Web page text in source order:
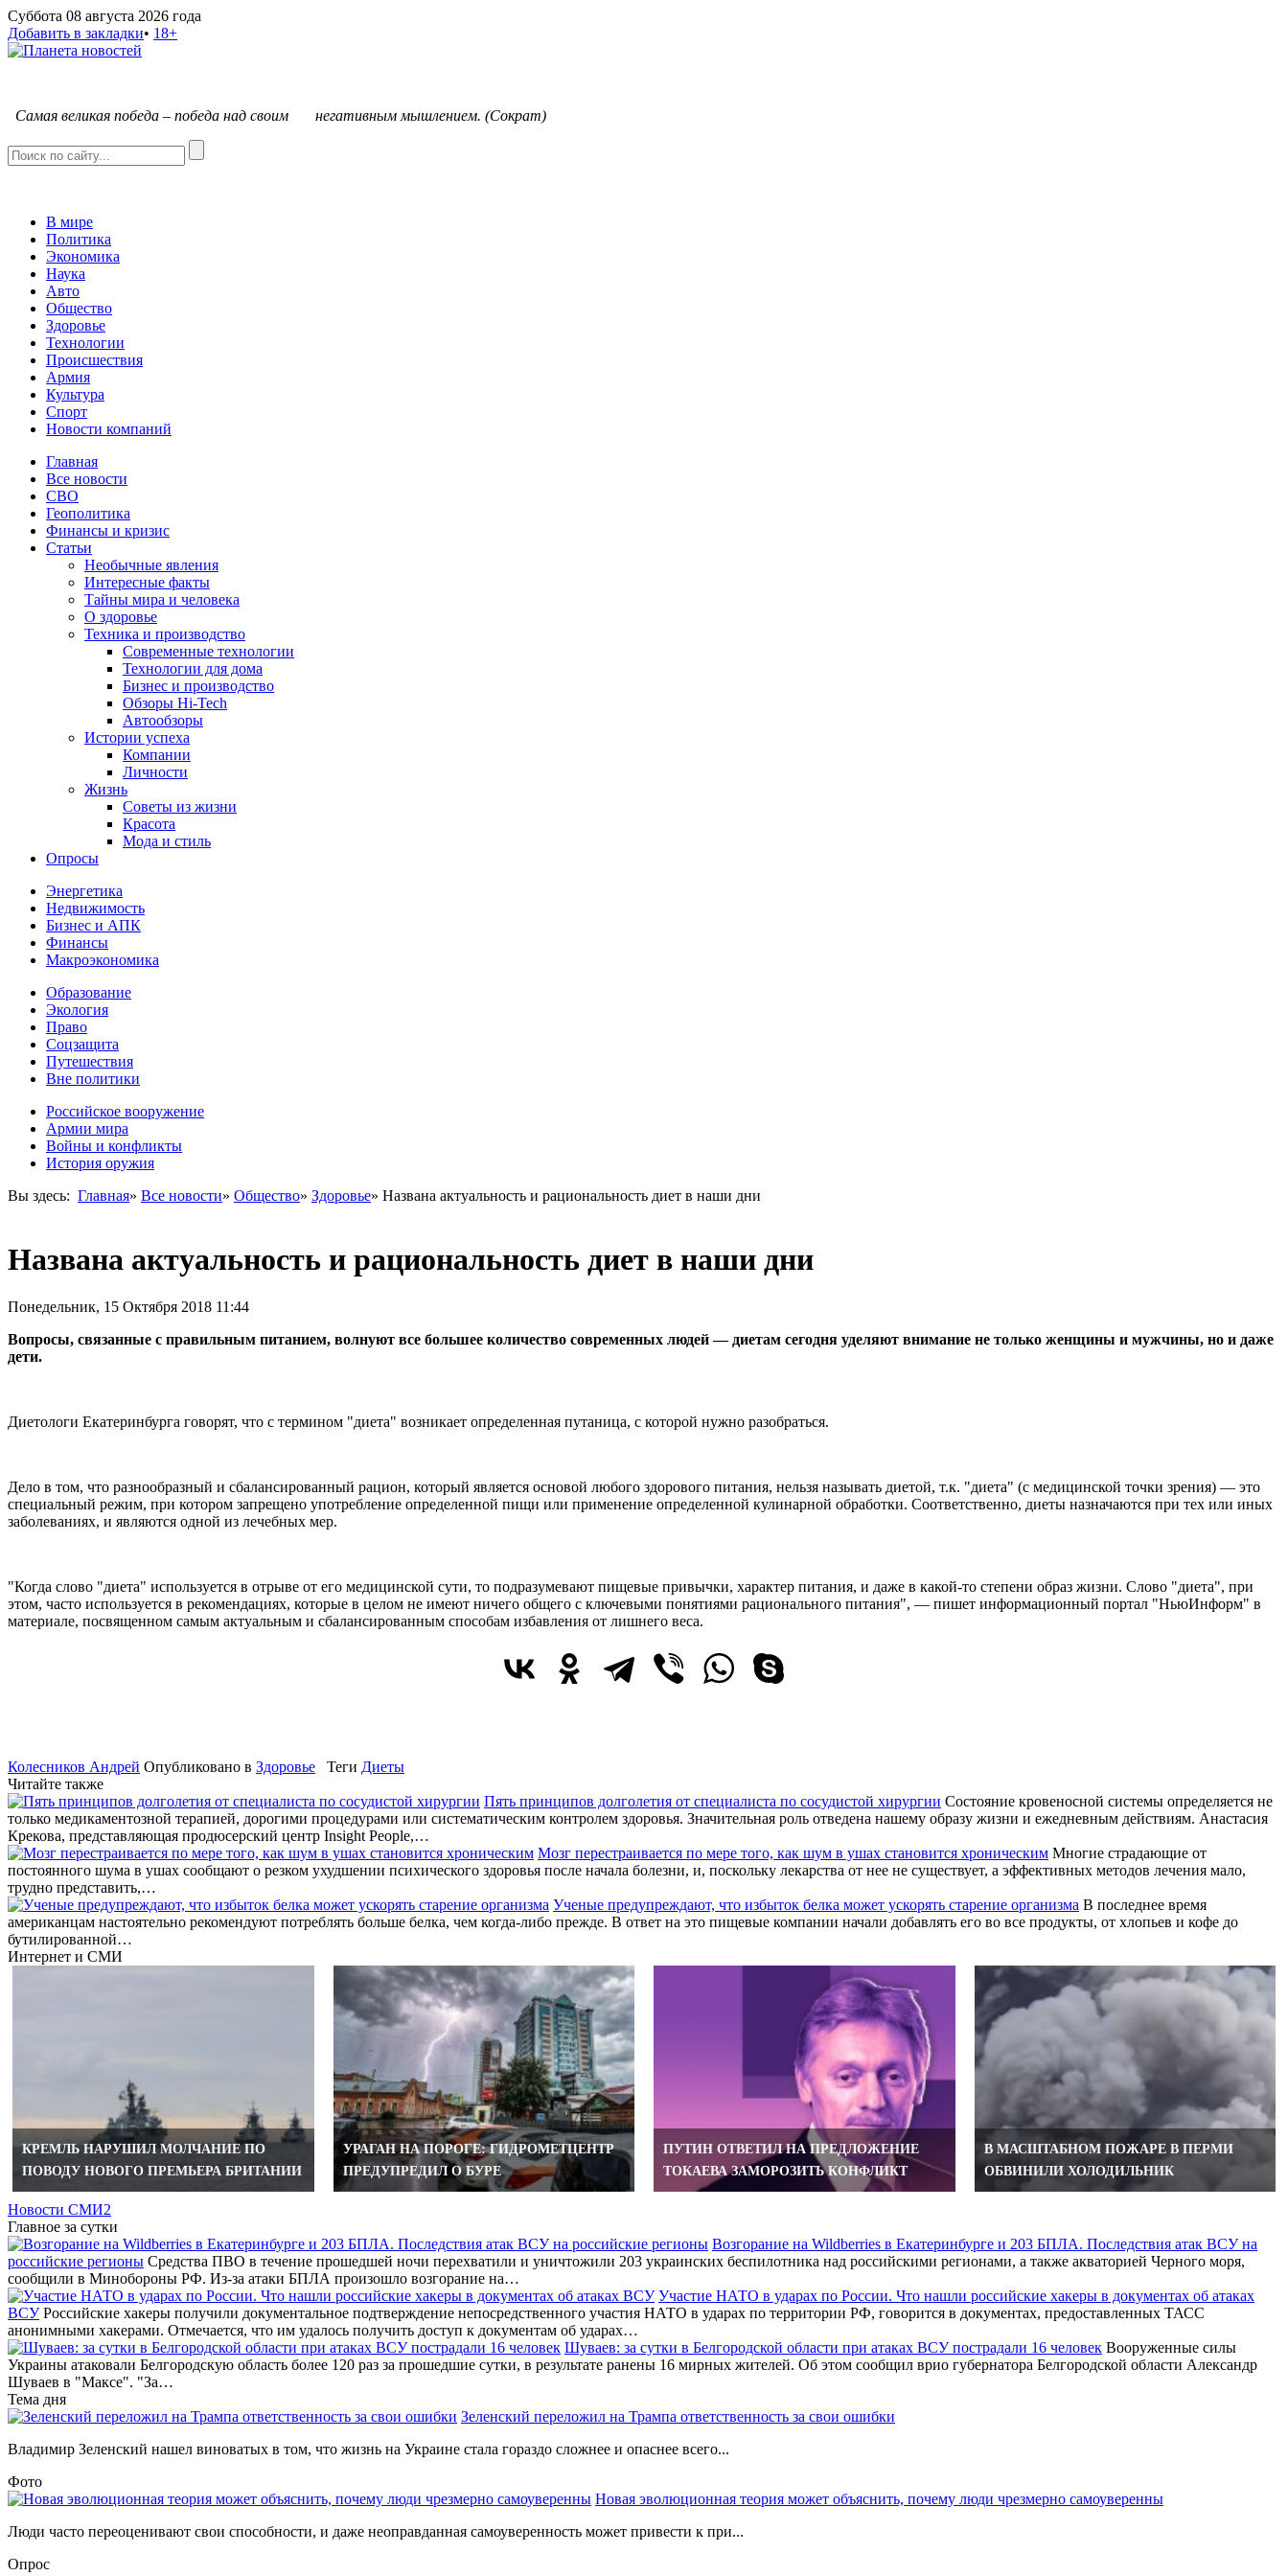
Суббота 08 августа 2026 года
Добавить в закладки• 18+
Самая великая победа – победа над своим негативным мышлением. (Сократ)
В мире
Политика
Экономика
Наука
Авто
Общество
Здоровье
Технологии
Происшествия
Армия
Культура
Спорт
Новости компаний
Главная
Все новости
СВО
Геополитика
Финансы и кризис
Статьи
Необычные явления
Интересные факты
Тайны мира и человека
О здоровье
Техника и производство
Современные технологии
Технологии для дома
Бизнес и производство
Обзоры Hi-Tech
Автообзоры
Истории успеха
Компании
Личности
Жизнь
Советы из жизни
Красота
Мода и стиль
Опросы
Энергетика
Недвижимость
Бизнес и АПК
Финансы
Макроэкономика
Образование
Экология
Право
Соцзащита
Путешествия
Вне политики
Российское вооружение
Армии мира
Войны и конфликты
История оружия
Вы здесь: Главная» Все новости» Общество» Здоровье» Названа актуальность и рациональность диет в наши дни
Названа актуальность и рациональность диет в наши дни
Понедельник, 15 Октября 2018 11:44
Вопросы, связанные с правильным питанием, волнуют все большее количество современных людей — диетам сегодня уделяют внимание не только женщины и мужчины, но и даже
дети.
Диетологи Екатеринбурга говорят, что с термином "диета" возникает определенная путаница, с которой нужно разобраться.
Дело в том, что разнообразный и сбалансированный рацион, который является основой любого здорового питания, нельзя называть диетой, т.к. "диета" (с медицинской точки зрения) — это
специальный режим, при котором запрещено употребление определенной пищи или применение определенной кулинарной обработки. Соответственно, диеты назначаются при тех или иных
заболеваниях, и являются одной из лечебных мер.
"Когда слово "диета" используется в отрыве от его медицинской сути, то подразумевают пищевые привычки, характер питания, и даже в какой-то степени образ жизни. Слово "диета", при
этом, часто используется в рекомендациях, которые в целом не имеют ничего общего с ключевыми понятиями рационального питания", — пишет информационный портал "НьюИнформ" в
материале, посвященном самым актуальным и сбалансированным способам избавления от лишнего веса.
Колесников Андрей Опубликовано в Здоровье Теги Диеты
Читайте также
Пять принципов долголетия от специалиста по сосудистой хирургии Состояние кровеносной системы определяется не
только медикаментозной терапией, дорогими процедурами или систематическим контролем здоровья. Значительная роль отведена нашему образу жизни и ежедневным действиям. Анастасия
Крекова, представляющая продюсерский центр Insight People,…
Мозг перестраивается по мере того, как шум в ушах становится хроническим Многие страдающие от
постоянного шума в ушах сообщают о резком ухудшении психического здоровья после начала болезни, и, поскольку лекарства от нее не существует, а эффективных методов лечения мало,
трудно представить,…
Ученые предупреждают, что избыток белка может ускорять старение организма В последнее время
американцам настоятельно рекомендуют потреблять больше белка, чем когда-либо прежде. В ответ на это пищевые компании начали добавлять его во все продукты, от хлопьев и кофе до
бутилированной…
Интернет и СМИ
КРЕМЛЬ НАРУШИЛ МОЛЧАНИЕ ПО
ПОВОДУ НОВОГО ПРЕМЬЕРА БРИТАНИИ
УРАГАН НА ПОРОГЕ: ГИДРОМЕТЦЕНТР
ПРЕДУПРЕДИЛ О БУРЕ
ПУТИН ОТВЕТИЛ НА ПРЕДЛОЖЕНИЕ
ТОКАЕВА ЗАМОРОЗИТЬ КОНФЛИКТ
В МАСШТАБНОМ ПОЖАРЕ В ПЕРМИ
ОБВИНИЛИ ХОЛОДИЛЬНИК
Новости СМИ2
Главное за сутки
Возгорание на Wildberries в Екатеринбурге и 203 БПЛА. Последствия атак ВСУ на
российские регионы Средства ПВО в течение прошедшей ночи перехватили и уничтожили 203 украинских беспилотника над российскими регионами, а также акваторией Черного моря,
сообщили в Минобороны РФ. Из-за атаки БПЛА произошло возгорание на…
Участие НАТО в ударах по России. Что нашли российские хакеры в документах об атаках
ВСУРоссийские хакеры получили документальное подтверждение непосредственного участия НАТО в ударах по территории РФ, говорится в документах, предоставленных ТАСС
анонимными хакерами. Отмечается, что им удалось получить доступ к документам об ударах…
Шуваев: за сутки в Белгородской области при атаках ВСУ пострадали 16 человек Вооруженные силы
Украины атаковали Белгородскую область более 120 раз за прошедшие сутки, в результате ранены 16 мирных жителей. Об этом сообщил врио губернатора Белгородской области Александр
Шуваев в "Максе". "За…
Тема дня
Зеленский переложил на Трампа ответственность за свои ошибки
Владимир Зеленский нашел виноватых в том, что жизнь на Украине стала гораздо сложнее и опаснее всего...
Фото
Новая эволюционная теория может объяснить, почему люди чрезмерно самоуверенны
Люди часто переоценивают свои способности, и даже неоправданная самоуверенность может привести к при...
Опрос